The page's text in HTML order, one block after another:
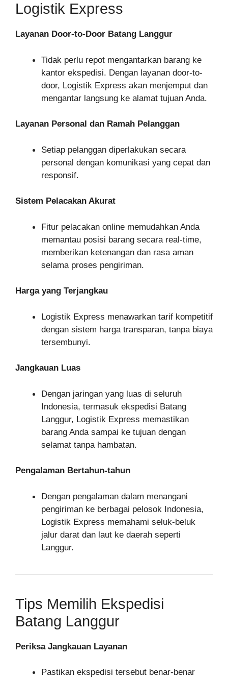
Logistik Express
Layanan Door-to-Door Batang Langgur
Tidak perlu repot mengantarkan barang ke
kantor ekspedisi. Dengan layanan door-to-
door, Logistik Express akan menjemput dan
mengantar langsung ke alamat tujuan Anda.
Layanan Personal dan Ramah Pelanggan
Setiap pelanggan diperlakukan secara
personal dengan komunikasi yang cepat dan
responsif.
Sistem Pelacakan Akurat
Fitur pelacakan online memudahkan Anda
memantau posisi barang secara real-time,
memberikan ketenangan dan rasa aman
selama proses pengiriman.
Harga yang Terjangkau
Logistik Express menawarkan tarif kompetitif
dengan sistem harga transparan, tanpa biaya
tersembunyi.
Jangkauan Luas
Dengan jaringan yang luas di seluruh
Indonesia, termasuk ekspedisi Batang
Langgur, Logistik Express memastikan
barang Anda sampai ke tujuan dengan
selamat tanpa hambatan.
Pengalaman Bertahun-tahun
Dengan pengalaman dalam menangani
pengiriman ke berbagai pelosok Indonesia,
Logistik Express memahami seluk-beluk
jalur darat dan laut ke daerah seperti
Langgur.
Tips Memilih Ekspedisi
Batang Langgur
Periksa Jangkauan Layanan
Pastikan ekspedisi tersebut benar-benar